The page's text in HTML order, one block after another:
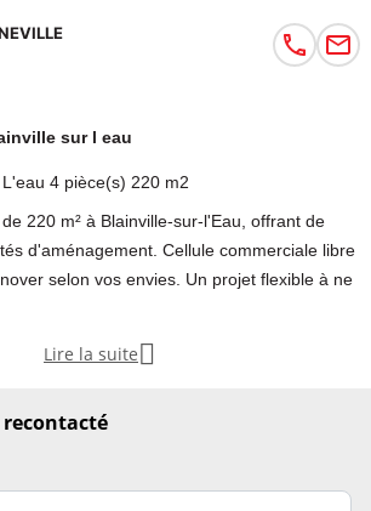
sur l eau
4 pièce(s) 220 m2
220 m² à Blainville-sur-l'Eau, offrant de
d'aménagement. Cellule commerciale libre
selon vos envies. Un projet flexible à ne
(54360), dans une commune dynamique et
professionnels ou les particuliers à la
Lire la suite 
recontacté